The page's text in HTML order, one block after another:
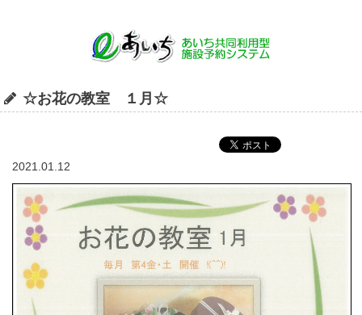
☆お花の教室 １月☆
2021.01.12